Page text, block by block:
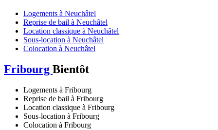
Logements à Neuchâtel
Reprise de bail à Neuchâtel
Location classique à Neuchâtel
Sous-location à Neuchâtel
Colocation à Neuchâtel
Fribourg Bientôt
Logements à Fribourg
Reprise de bail à Fribourg
Location classique à Fribourg
Sous-location à Fribourg
Colocation à Fribourg